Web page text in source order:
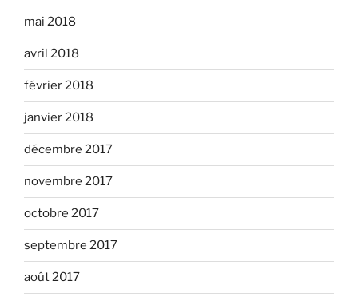
mai 2018
avril 2018
février 2018
janvier 2018
décembre 2017
novembre 2017
octobre 2017
septembre 2017
août 2017